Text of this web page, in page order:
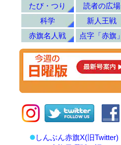
たび・つり
読者の広場
科学
新人王戦
赤旗名人戦
点字「赤旗」
しんぶん赤旗X(旧Twitter)